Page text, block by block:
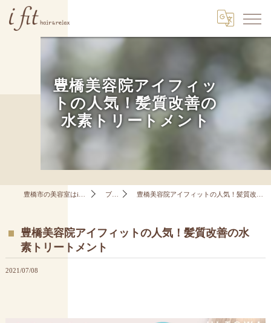
豊橋美容院アイフィッ
トの人気！髪質改善の
水素トリートメント
ブログ 豊橋美容院アイフィットの人気！髪質改善の水素トリートメント
豊橋美容院アイフィットの人気！髪質改善の水
素トリートメント
2021/07/08